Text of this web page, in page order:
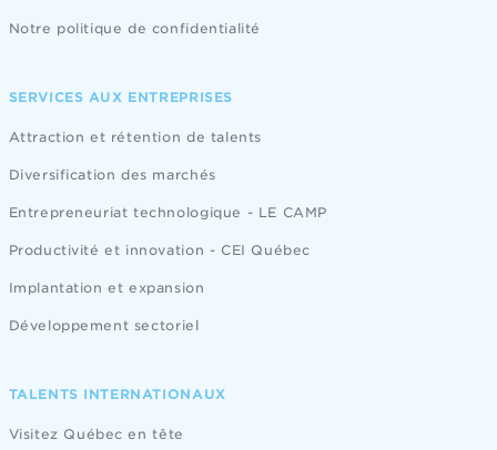
Notre politique de confidentialité
SERVICES AUX ENTREPRISES
Attraction et rétention de talents
Diversification des marchés
Entrepreneuriat technologique - LE CAMP
Productivité et innovation - CEI Québec
Implantation et expansion
Développement sectoriel
TALENTS INTERNATIONAUX
Visitez Québec en tête